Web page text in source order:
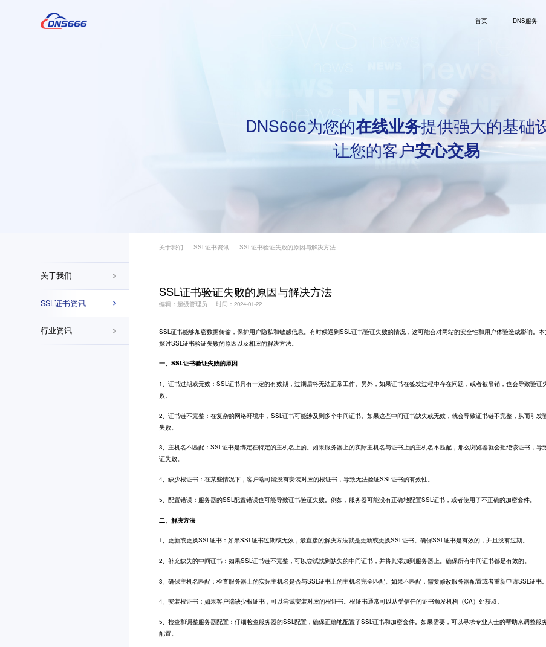
首页 DNS服务
DNS666为您的在线业务提供强大的基础
让您的客户安心交易
关于我们
SSL证书资讯
行业资讯
关于我们 SSL证书资讯 SSL证书验证失败的原因与解决方法
SSL证书验证失败的原因与解决方法
编辑：超级管理员 时间：2024-01-22
SSL证书能够加密数据传输，保护用户隐私和敏感信息。有时候遇到SSL证书验证失败的情况，这可能会对网站的安全性和用户体验造成影响。
探讨SSL证书验证失败的原因以及相应的解决方法。
一、SSL证书验证失败的原因
1、证书过期或无效：SSL证书具有一定的有效期，过期后将无法正常工作。另外，如果证书在签发过程中存在问题，或者被吊销，也会导致验证
败。
2、证书链不完整：在复杂的网络环境中，SSL证书可能涉及到多个中间证书。如果这些中间证书缺失或无效，就会导致证书链不完整，从而引发
失败。
3、主机名不匹配：SSL证书是绑定在特定的主机名上的。如果服务器上的实际主机名与证书上的主机名不匹配，那么浏览器就会拒绝该证书，导
证失败。
4、缺少根证书：在某些情况下，客户端可能没有安装对应的根证书，导致无法验证SSL证书的有效性。
5、配置错误：服务器的SSL配置错误也可能导致证书验证失败。例如，服务器可能没有正确地配置SSL证书 ，或者使用了不正确的加密套件。
二、解决方法
1、更新或更换SSL证书：如果SSL证书过期或无效，最直接的解决方法就是更新或更换SSL证书。确保SSL证书是有效的，并且没有过期。
2、补充缺失的中间证书：如果SSL证书链不完整，可以尝试找到缺失的中间证书，并将其添加到服务器上。确保所有中间证书都是有效的。
3、确保主机名匹配：检查服务器上的实际主机名是否与SSL证书上的主机名完全匹配。如果不匹配，需要修改服务器配置或者重新申请SSL证书。
4、安装根证书：如果客户端缺少根证书，可以尝试安装对应的根证书。根证书通常可以从受信任的证书颁发机构（CA）处获取。
5、检查和调整服务器配置：仔细检查服务器的SSL配置，确保正确地配置了SSL证书和加密套件。如果需要，可以寻求专业人士的帮助来调整服
配置。